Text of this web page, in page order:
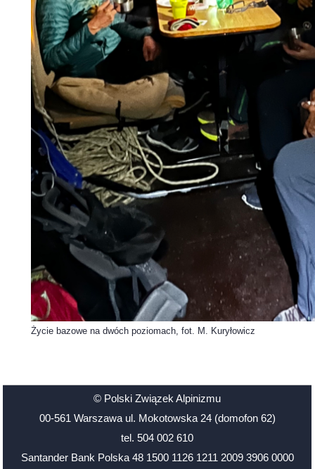
Życie bazowe na dwóch poziomach, fot. M. Kuryłowicz
© Polski Związek Alpinizmu
00-561 Warszawa ul. Mokotowska 24 (domofon 62)
tel. 504 002 610
Santander Bank Polska 48 1500 1126 1211 2009 3906 0000